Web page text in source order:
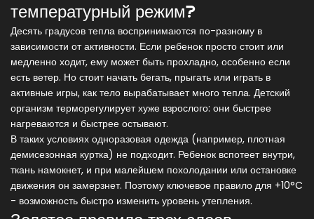
температурный режим?
Десять градусов тепла воспринимаются по-разному в
зависимости от активности. Если ребенок просто стоит или
медленно ходит, ему может быть прохладно, особенно если
есть ветер. Но стоит начать бегать, прыгать или играть в
активные игры, как тело вырабатывает много тепла. Детский
организм терморегулирует хуже взрослого: они быстрее
нагреваются и быстрее остывают.
В таких условиях одноразовая одежда (например, плотная
демисезонная куртка) не подходит. Ребенок вспотеет внутри,
ткань намокнет, и при малейшем похолодании или остановке
движения он замерзнет. Поэтому ключевое правило для +10°C
- возможность быстро изменить уровень утепления.